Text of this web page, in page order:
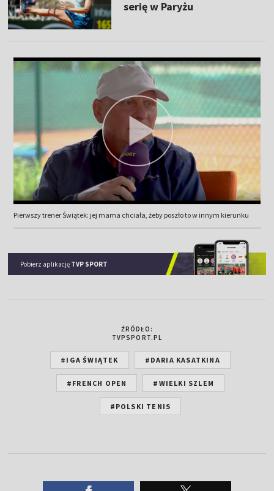
serię w Paryżu
Pierwszy trener Świątek: jej mama chciała, żeby poszło to w innym kierunku
Pobierz aplikację TVP SPORT
ŹRÓDŁO:
TVPSPORT.PL
#IGA ŚWIĄTEK #DARIA KASATKINA
#FRENCH OPEN #WIELKI SZLEM
#POLSKI TENIS